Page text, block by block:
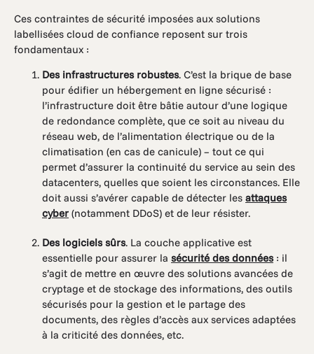
Ces contraintes de sécurité imposées aux solutions
labellisées cloud de confiance reposent sur trois
fondamentaux :
Des infrastructures robustes. C’est la brique de base
pour édifier un hébergement en ligne sécurisé :
l’infrastructure doit être bâtie autour d’une logique
de redondance complète, que ce soit au niveau du
réseau web, de l’alimentation électrique ou de la
climatisation (en cas de canicule) – tout ce qui
permet d’assurer la continuité du service au sein des
datacenters, quelles que soient les circonstances. Elle
doit aussi s’avérer capable de détecter les attaques
cyber (notamment DDoS) et de leur résister.
Des logiciels sûrs. La couche applicative est
essentielle pour assurer la sécurité des données: il
s’agit de mettre en œuvre des solutions avancées de
cryptage et de stockage des informations, des outils
sécurisés pour la gestion et le partage des
documents, des règles d’accès aux services adaptées
à la criticité des données, etc.